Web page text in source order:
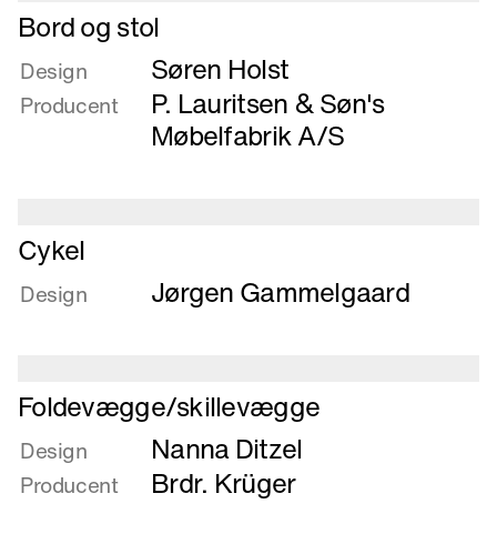
Læs
mere
om
Bord
og
Bord og stol
Design Søren Holst
Producent
P. Lauritsen & Søn's
Møbelfabrik A/S
Læs
mere
om
Cykel
Design Jørgen Gammelgaard
Læs
mere
om
Foldevægge/skillevægge
Foldevægge/skillevægge
Design Nanna Ditzel
Producent Brdr. Krüger